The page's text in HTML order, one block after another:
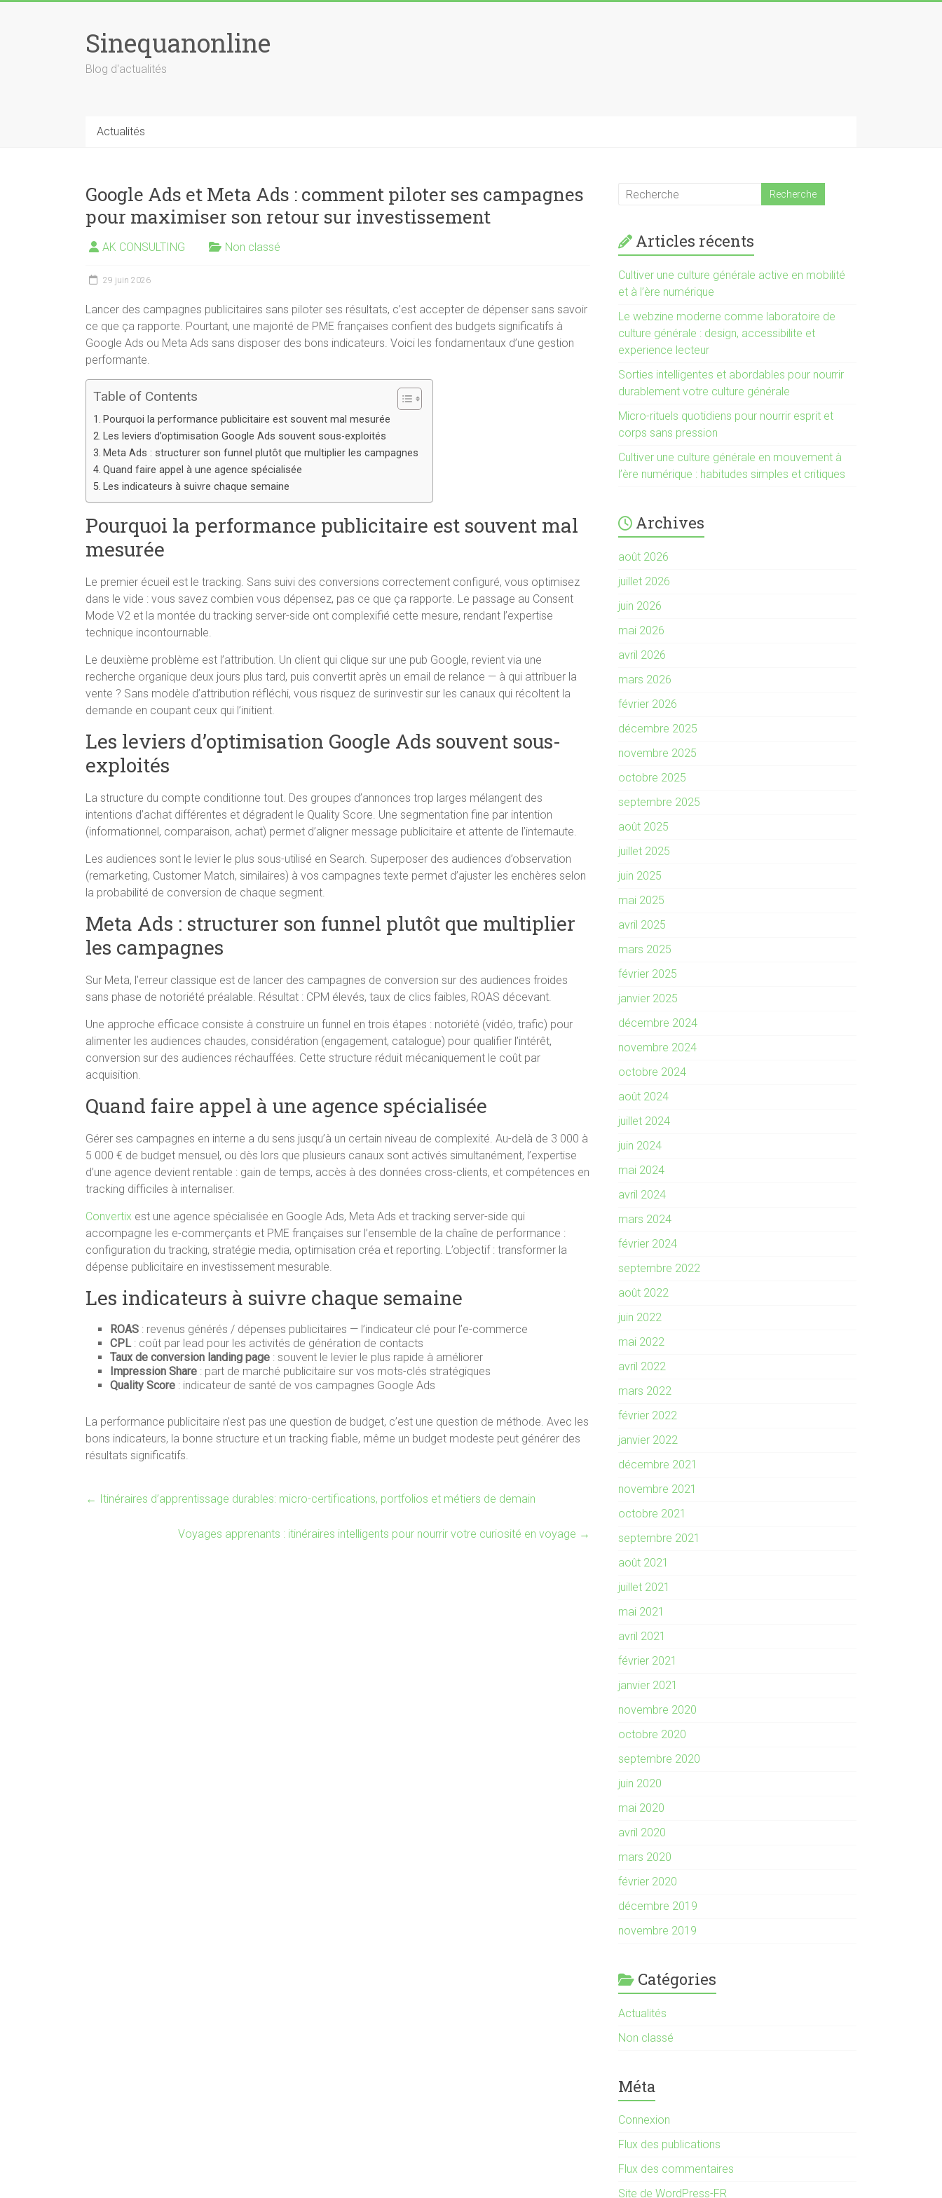
Sinequanonline
Blog d'actualités
Actualités
Google Ads et Meta Ads : comment piloter ses campagnes
pour maximiser son retour sur investissement
AK CONSULTING Non classé
29 juin 2026
Lancer des campagnes publicitaires sans piloter ses résultats, c’est accepter de dépenser sans savoir
ce que ça rapporte. Pourtant, une majorité de PME françaises confient des budgets significatifs à
Google Ads ou Meta Ads sans disposer des bons indicateurs. Voici les fondamentaux d’une gestion
performante.
Table of Contents
Pourquoi la performance publicitaire est souvent mal mesurée
Les leviers d’optimisation Google Ads souvent sous-exploités
Meta Ads : structurer son funnel plutôt que multiplier les campagnes
Quand faire appel à une agence spécialisée
Les indicateurs à suivre chaque semaine
Pourquoi la performance publicitaire est souvent mal
mesurée
Le premier écueil est le tracking. Sans suivi des conversions correctement configuré, vous optimisez
dans le vide : vous savez combien vous dépensez, pas ce que ça rapporte. Le passage au Consent
Mode V2 et la montée du tracking server-side ont complexifié cette mesure, rendant l’expertise
technique incontournable.
Le deuxième problème est l’attribution. Un client qui clique sur une pub Google, revient via une
recherche organique deux jours plus tard, puis convertit après un email de relance — à qui attribuer la
vente ? Sans modèle d’attribution réfléchi, vous risquez de surinvestir sur les canaux qui récoltent la
demande en coupant ceux qui l’initient.
Les leviers d’optimisation Google Ads souvent sous-
exploités
La structure du compte conditionne tout. Des groupes d’annonces trop larges mélangent des
intentions d’achat différentes et dégradent le Quality Score. Une segmentation fine par intention
(informationnel, comparaison, achat) permet d’aligner message publicitaire et attente de l’internaute.
Les audiences sont le levier le plus sous-utilisé en Search. Superposer des audiences d’observation
(remarketing, Customer Match, similaires) à vos campagnes texte permet d’ajuster les enchères selon
la probabilité de conversion de chaque segment.
Meta Ads : structurer son funnel plutôt que multiplier
les campagnes
Sur Meta, l’erreur classique est de lancer des campagnes de conversion sur des audiences froides
sans phase de notoriété préalable. Résultat : CPM élevés, taux de clics faibles, ROAS décevant.
Une approche efficace consiste à construire un funnel en trois étapes : notoriété (vidéo, trafic) pour
alimenter les audiences chaudes, considération (engagement, catalogue) pour qualifier l’intérêt,
conversion sur des audiences réchauffées. Cette structure réduit mécaniquement le coût par
acquisition.
Quand faire appel à une agence spécialisée
Gérer ses campagnes en interne a du sens jusqu’à un certain niveau de complexité. Au-delà de 3 000 à
5 000 € de budget mensuel, ou dès lors que plusieurs canaux sont activés simultanément, l’expertise
d’une agence devient rentable : gain de temps, accès à des données cross-clients, et compétences en
tracking difficiles à internaliser.
Convertix est une agence spécialisée en Google Ads, Meta Ads et tracking server-side qui
accompagne les e-commerçants et PME françaises sur l’ensemble de la chaîne de performance :
configuration du tracking, stratégie media, optimisation créa et reporting. L’objectif : transformer la
dépense publicitaire en investissement mesurable.
Les indicateurs à suivre chaque semaine
ROAS : revenus générés / dépenses publicitaires — l’indicateur clé pour l’e-commerce
CPL: coût par lead pour les activités de génération de contacts
Taux de conversion landing page : souvent le levier le plus rapide à améliorer
Impression Share : part de marché publicitaire sur vos mots-clés stratégiques
Quality Score : indicateur de santé de vos campagnes Google Ads
La performance publicitaire n’est pas une question de budget, c’est une question de méthode. Avec les
bons indicateurs, la bonne structure et un tracking fiable, même un budget modeste peut générer des
résultats significatifs.
← Itinéraires d’apprentissage durables: micro-certifications, portfolios et métiers de demain
Voyages apprenants : itinéraires intelligents pour nourrir votre curiosité en voyage →
Articles récents
Cultiver une culture générale active en mobilité
et à l’ère numérique
Le webzine moderne comme laboratoire de
culture générale : design, accessibilite et
experience lecteur
Sorties intelligentes et abordables pour nourrir
durablement votre culture générale
Micro-rituels quotidiens pour nourrir esprit et
corps sans pression
Cultiver une culture générale en mouvement à
l’ère numérique : habitudes simples et critiques
Archives
août 2026
juillet 2026
juin 2026
mai 2026
avril 2026
mars 2026
février 2026
décembre 2025
novembre 2025
octobre 2025
septembre 2025
août 2025
juillet 2025
juin 2025
mai 2025
avril 2025
mars 2025
février 2025
janvier 2025
décembre 2024
novembre 2024
octobre 2024
août 2024
juillet 2024
juin 2024
mai 2024
avril 2024
mars 2024
février 2024
septembre 2022
août 2022
juin 2022
mai 2022
avril 2022
mars 2022
février 2022
janvier 2022
décembre 2021
novembre 2021
octobre 2021
septembre 2021
août 2021
juillet 2021
mai 2021
avril 2021
février 2021
janvier 2021
novembre 2020
octobre 2020
septembre 2020
juin 2020
mai 2020
avril 2020
mars 2020
février 2020
décembre 2019
novembre 2019
Catégories
Actualités
Non classé
Méta
Connexion
Flux des publications
Flux des commentaires
Site de WordPress-FR